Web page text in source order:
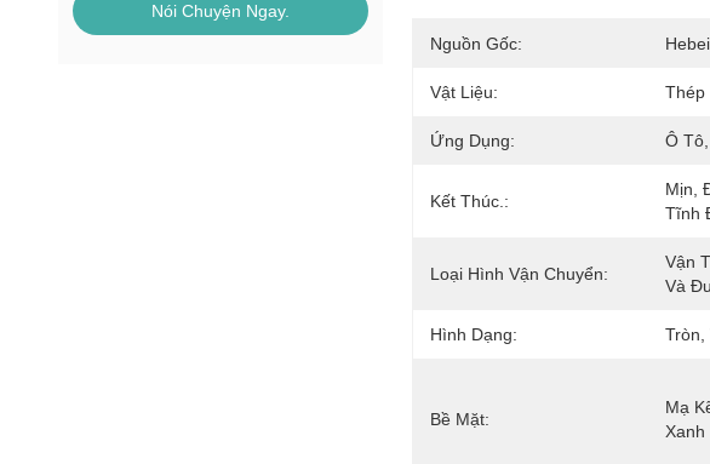
Nói Chuyện Ngay.
Nguồn Gốc:
Vật Liệu: Thép
Ứng Dụng: Ô
Kết Thúc.:
Mịn,
Tĩnh
Loại Hình Vận Chuyển:
Vận
Và
Hình Dạng: Tròn,
Bề Mặt:
Mạ
Xanh